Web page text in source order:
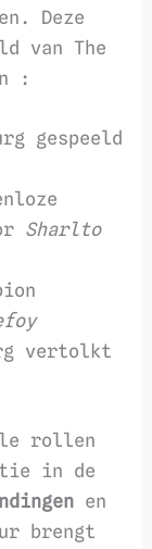
Deze
van The
:
gespeeld
Sharlto
vertolkt
rollen
in de
en
brengt